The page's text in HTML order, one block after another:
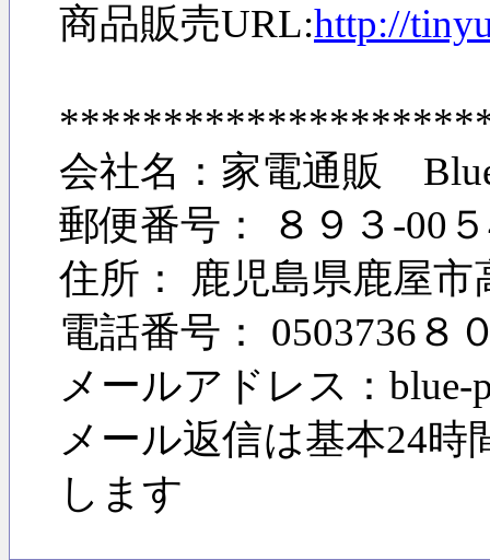
商品販売URL:http://
会社名：家電通販
郵便番号： ８９３-00
住所： 鹿児島県鹿屋市
電話番号： 0503736
メールアドレス：blue-
メール返信は基本24
します